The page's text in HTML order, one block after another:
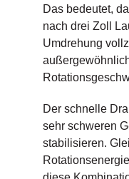
Das bedeutet,
nach drei Zoll
Umdrehung
Der schnelle
sehr schweren
stabilisieren.